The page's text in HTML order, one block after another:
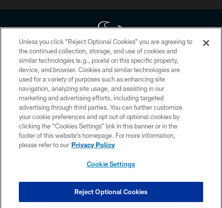
Copyright © 2026 Houston Texans. All rights reserved. No portion of
HoustonTexans.com may be duplicated, redistributed or manipulated in any
form. By accessing any information beyond this page, you agree to abide by
the HoustonTexans.com Privacy Policy, Code of Conduct, and Terms and
Conditions.
PRIVACY POLICY
ACCESSIBILITY
CONTACT US
COOKIE SETTINGS
Unless you click “Reject Optional Cookies” you are agreeing to
the continued collection, storage, and use of cookies and
similar technologies (e.g., pixels) on this specific property,
device, and browser. Cookies and similar technologies are
used for a variety of purposes such as enhancing site
navigation, analyzing site usage, and assisting in our
marketing and advertising efforts, including targeted
advertising through third parties. You can further customize
your cookie preferences and opt out of optional cookies by
clicking the “Cookies Settings” link in this banner or in the
footer of this website’s homepage. For more information,
please refer to our Privacy Policy
Cookie Settings
Reject Optional Cookies